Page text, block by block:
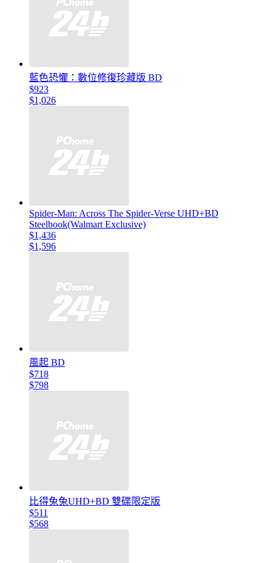
藍色恐懼：數位修復珍藏版 BD
$923
$1,026
Spider-Man: Across The Spider-Verse UHD+BD
Steelbook(Walmart Exclusive)
$1,436
$1,596
風起 BD
$718
$798
比得兔兔UHD+BD 雙碟限定版
$511
$568